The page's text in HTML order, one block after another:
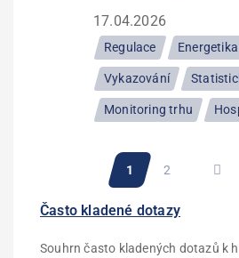
17.04.2026
Regulace
Vykazování
Monitoring trhu
Aktuální
stránka
1 Stránka
2
Často kladené dotazy
Souhrn často kladených dotazů k